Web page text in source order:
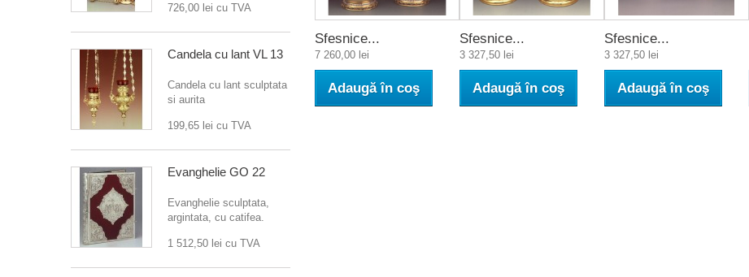
726,00 lei cu TVA
Candela cu lant VL 13
Candela cu lant sculptata
si aurita
199,65 lei cu TVA
Evanghelie GO 22
Evanghelie sculptata,
argintata, cu catifea.
1 512,50 lei cu TVA
Sfesnice...
7 260,00 lei
Adaugă în coş
Sfesnice...
3 327,50 lei
Adaugă în coş
Sfesnice...
3 327,50 lei
Adaugă în coş